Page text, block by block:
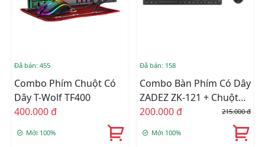
Đã bán: 455
Combo Phím Chuột Có
Dây T-Wolf TF400
400.000 đ
Mới 100%
Đã bán: 158
Combo Bàn Phím Có Dây
ZADEZ ZK-121 + Chuột
Có Dây ZADEZ M-121 |
Tặng Lót Chuột Zadez
MP-220V
200.000 đ 215.000 đ
Mới 100%